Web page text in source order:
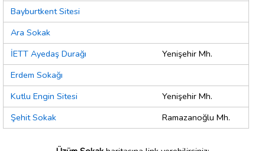
Bayburtkent Sitesi
Ara Sokak
İETT Ayedaş Durağı
Yenişehir Mh.
Erdem Sokağı
Kutlu Engin Sitesi
Yenişehir Mh.
Şehit Sokak
Ramazanoğlu Mh.